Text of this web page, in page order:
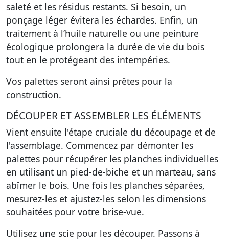
saleté et les résidus restants. Si besoin, un
ponçage léger évitera les échardes. Enfin, un
traitement à l’huile naturelle ou une peinture
écologique prolongera la durée de vie du bois
tout en le protégeant des intempéries.
Vos palettes seront ainsi prêtes pour la
construction.
DÉCOUPER ET ASSEMBLER LES ÉLÉMENTS
Vient ensuite l'étape cruciale du découpage et de
l'assemblage. Commencez par démonter les
palettes pour récupérer les planches individuelles
en utilisant un pied-de-biche et un marteau, sans
abîmer le bois. Une fois les planches séparées,
mesurez-les et ajustez-les selon les dimensions
souhaitées pour votre brise-vue.
Utilisez une scie pour les découper. Passons à